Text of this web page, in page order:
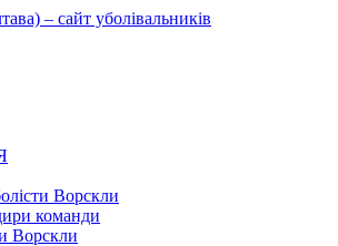
Ворскли
команди
Ворскли